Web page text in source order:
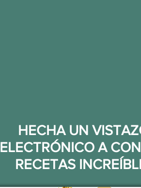
HECHA UN
ELECTRÓNICO A
RECETAS